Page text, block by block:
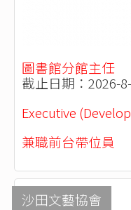
圖書館分館主任
截止日期：2026-
Executive
兼職前台帶位員
沙田文藝協會